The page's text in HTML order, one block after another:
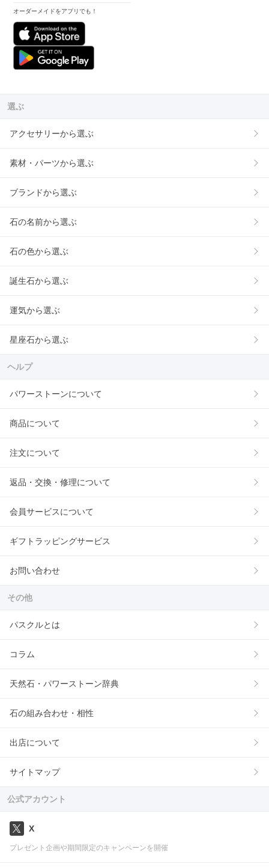
オーダーメイドをアプリでも！
選ぶ
アクセサリーから選ぶ
素材・パーツから選ぶ
ブランドから選ぶ
石の名前から選ぶ
石の色から選ぶ
誕生石から選ぶ
運気から選ぶ
星座石から選ぶ
ヘルプ
パワーストーンについて
商品について
注文について
返品・交換・修理について
会員サービスについて
ギフトラッピングサービス
お問い合わせ
その他
パスクルとは
コラム
天然石・パワーストーン辞典
石の組み合わせ・相性
出店について
サイトマップ
公式アカウント
X
プレゼント企画や期間限定のキャンペーンを開催